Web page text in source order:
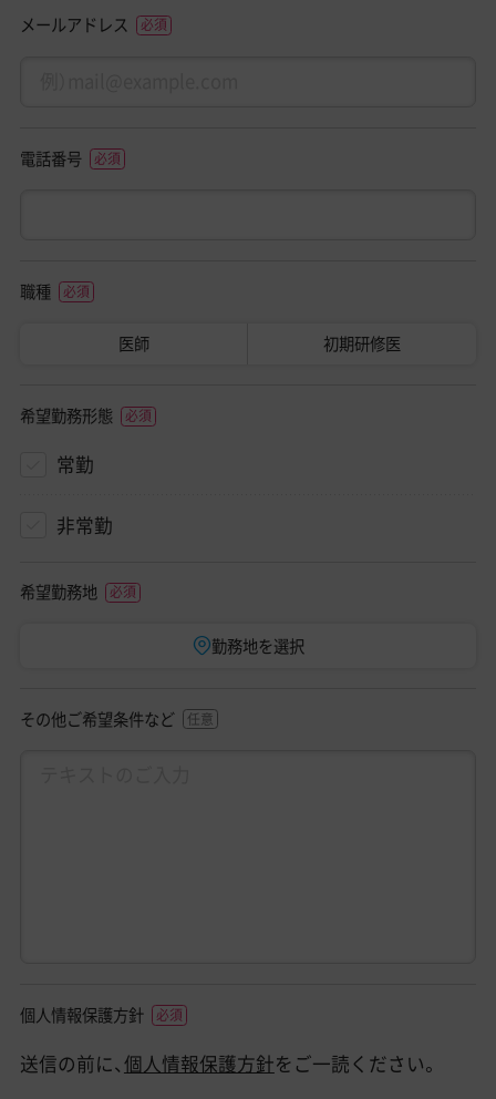
メールアドレス
電話番号
職種
医師 初期研修医
希望勤務形態
常勤
非常勤
希望勤務地
勤務地を選択
その他ご希望条件など
個人情報保護方針
送信の前に、 個人情報保護方針をご一読ください。